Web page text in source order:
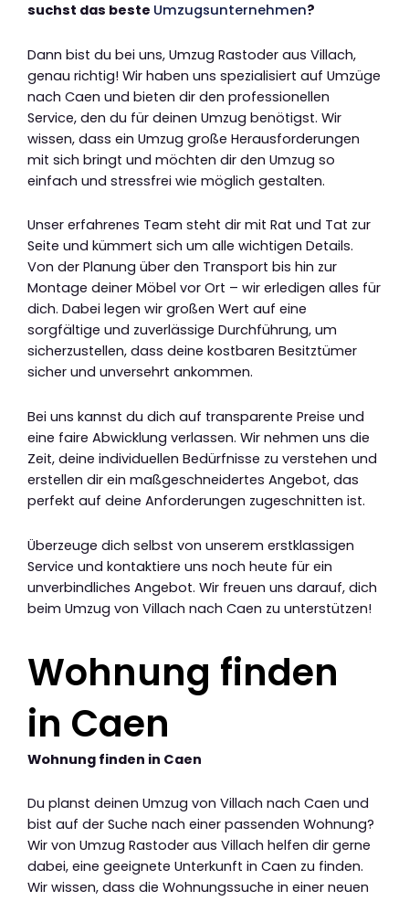
suchst das beste Umzugsunternehmen?
Dann bist du bei uns, Umzug Rastoder aus Villach,
genau richtig! Wir haben uns spezialisiert auf Umzüge
nach Caen und bieten dir den professionellen
Service, den du für deinen Umzug benötigst. Wir
wissen, dass ein Umzug große Herausforderungen
mit sich bringt und möchten dir den Umzug so
einfach und stressfrei wie möglich gestalten.
Unser erfahrenes Team steht dir mit Rat und Tat zur
Seite und kümmert sich um alle wichtigen Details.
Von der Planung über den Transport bis hin zur
Montage deiner Möbel vor Ort – wir erledigen alles für
dich. Dabei legen wir großen Wert auf eine
sorgfältige und zuverlässige Durchführung, um
sicherzustellen, dass deine kostbaren Besitztümer
sicher und unversehrt ankommen.
Bei uns kannst du dich auf transparente Preise und
eine faire Abwicklung verlassen. Wir nehmen uns die
Zeit, deine individuellen Bedürfnisse zu verstehen und
erstellen dir ein maßgeschneidertes Angebot, das
perfekt auf deine Anforderungen zugeschnitten ist.
Überzeuge dich selbst von unserem erstklassigen
Service und kontaktiere uns noch heute für ein
unverbindliches Angebot. Wir freuen uns darauf, dich
beim Umzug von Villach nach Caen zu unterstützen!
Wohnung finden
in Caen
Wohnung finden in Caen
Du planst deinen Umzug von Villach nach Caen und
bist auf der Suche nach einer passenden Wohnung?
Wir von Umzug Rastoder aus Villach helfen dir gerne
dabei, eine geeignete Unterkunft in Caen zu finden.
Wir wissen, dass die Wohnungssuche in einer neuen